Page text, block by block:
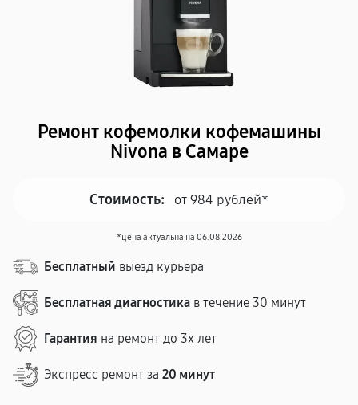
Ремонт кофемолки кофемашины
Nivona в Самаре
Стоимость: от 984 рублей*
*цена актуальна на 06.08.2026
Бесплатный выезд курьера
Бесплатная диагностика в течение 30 минут
Гарантия на ремонт до 3х лет
Экспресс ремонт за 20 минут